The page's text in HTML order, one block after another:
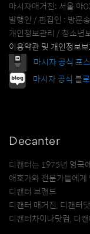
마시자매거진: 서울 아
발행인 / 편집인 : 방문송
개인정보관리 / 청소년
이용약관 및 개인정보
마시자 공식 포
마시자 공식 블
Decanter
디캔터는 1975년 영국
애호가와 전문가들에
디캔터 브랜드
디캔터 매거진, 디캔터
디캔터차이나닷컴, 디